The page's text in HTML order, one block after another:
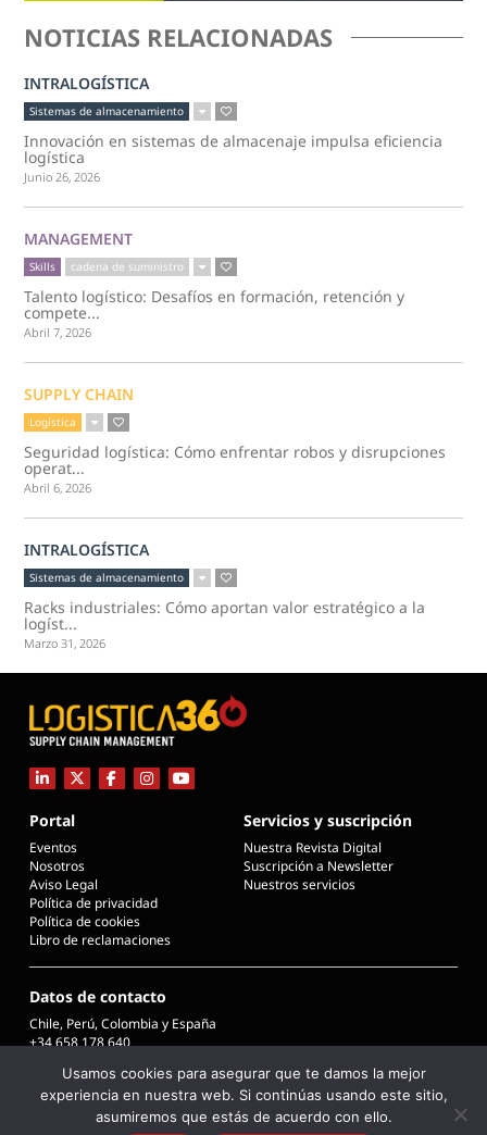
NOTICIAS RELACIONADAS
INTRALOGÍSTICA
Sistemas de almacenamiento
Innovación en sistemas de almacenaje impulsa eficiencia
logística
Junio 26, 2026
MANAGEMENT
Skills cadena de suministro
Talento logístico: Desafíos en formación, retención y
compete...
Abril 7, 2026
SUPPLY CHAIN
Logística
Seguridad logística: Cómo enfrentar robos y disrupciones
operat...
Abril 6, 2026
INTRALOGÍSTICA
Sistemas de almacenamiento
Racks industriales: Cómo aportan valor estratégico a la
logíst...
Marzo 31, 2026
Portal
Eventos
Nosotros
Aviso Legal
Política de privacidad
Política de cookies
Libro de reclamaciones
Servicios y suscripción
Nuestra Revista Digital
Suscripción a Newsletter
Nuestros servicios
Datos de contacto
Chile, Perú, Colombia y España
+34 658 178 640
info@logistica360.pe
info@logistica360.co
info@logistica360.es
Usamos cookies para asegurar que te damos la mejor
experiencia en nuestra web. Si continúas usando este sitio,
asumiremos que estás de acuerdo con ello.